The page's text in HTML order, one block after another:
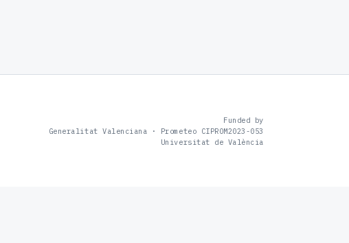
Funded by
Generalitat Valenciana · Prometeo CIPROM2023-053
Universitat de València